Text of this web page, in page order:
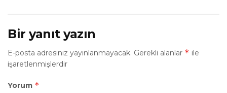
Bir yanıt yazın
E-posta adresiniz yayınlanmayacak. Gerekli alanlar * ile
işaretlenmişlerdir
Yorum *